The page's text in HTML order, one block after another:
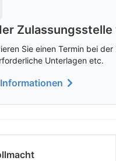
Sie einen Termin bei
Unterlagen etc.